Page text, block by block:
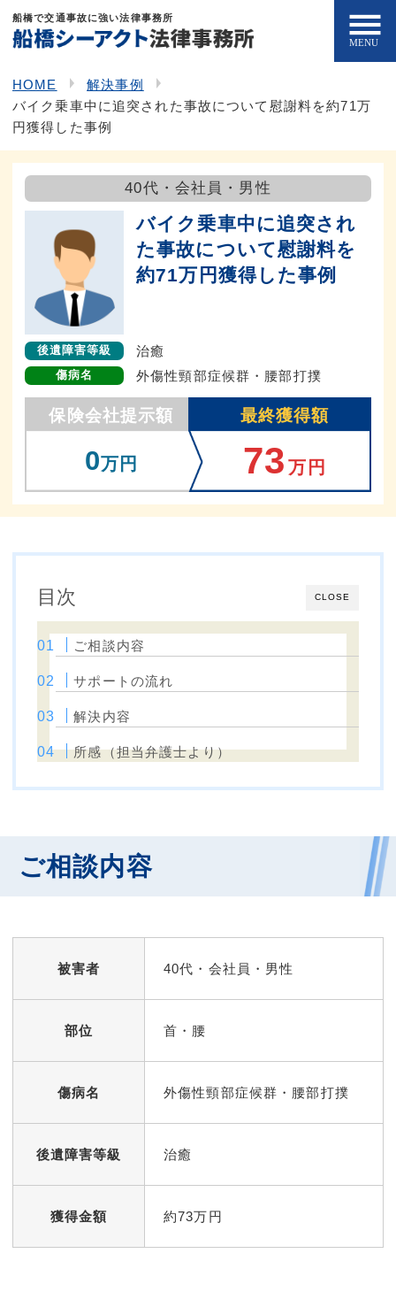
船橋で交通事故に強い法律事務所
HOME
解決事例
バイク乗車中に追突された事故について慰謝料を約71万
円獲得した事例
40代・会社員・男性
バイク乗車中に追突され
た事故について慰謝料を
約71万円獲得した事例
後遺障害等級 治癒
傷病名 外傷性頸部症候群・腰部打撲
保険会社提示額 最終獲得額
0万円 73 万円
CLOSE
目次
ご相談内容
サポートの流れ
解決内容
所感（担当弁護士より）
ご相談内容
被害者 40代・会社員・男性
部位 首・腰
傷病名 外傷性頸部症候群・腰部打撲
後遺障害等級 治癒
獲得金額 約73万円